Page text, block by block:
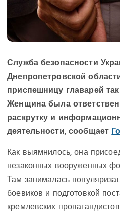
Служба безопасности
Днепропетровской
приспешницу главарей
Женщина была
раскрутку и
деятельности, сообщает
Как выямнилось, она
незаконных вооруженных
Там занималась
боевиков и подготовкой
кремлевских